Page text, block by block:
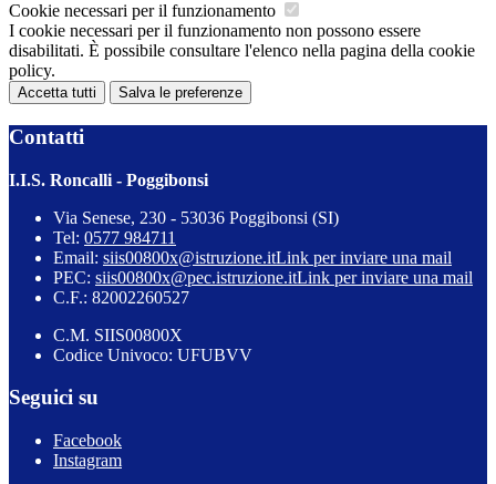
Cookie necessari per il funzionamento
I cookie necessari per il funzionamento non possono essere
disabilitati. È possibile consultare l'elenco nella pagina della cookie
policy.
Accetta tutti Salva le preferenze
Contatti
I.I.S. Roncalli - Poggibonsi
Via Senese, 230 - 53036 Poggibonsi (SI)
Tel: 0577 984711
Email: siis00800x@istruzione.itLink per inviare una mail
PEC: siis00800x@pec.istruzione.itLink per inviare una mail
C.F.: 82002260527
C.M. SIIS00800X
Codice Univoco: UFUBVV
Seguici su
Facebook
Instagram